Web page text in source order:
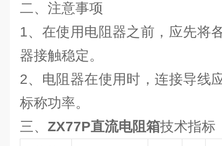
二、注意事项
1、在使用电阻器之前，应先将
器接触稳定。
2、电阻器在使用时，连接导线
标称功率。
三、 ZX77P直流电阻箱技术指标